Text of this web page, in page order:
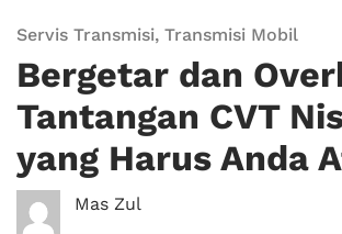
Servis Transmisi, Transmisi Mobil
Bergetar dan
Tantangan CVT
yang Harus Anda
Mas Zul